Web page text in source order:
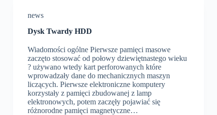
news
Dysk Twardy HDD
Wiadomości ogólne Pierwsze pamięci masowe
zaczęto stosować od połowy dziewiętnastego wieku
? używano wtedy kart perforowanych które
wprowadzały dane do mechanicznych maszyn
liczących. Pierwsze elektroniczne komputery
korzystały z pamięci zbudowanej z lamp
elektronowych, potem zaczęły pojawiać się
różnorodne pamięci magnetyczne…